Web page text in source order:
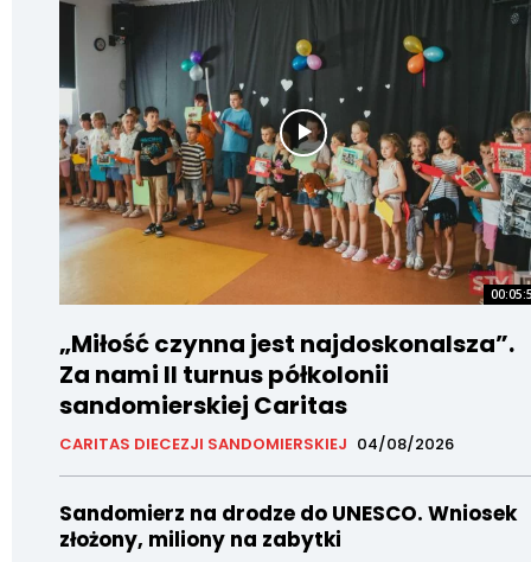
„Miłość czynna jest najdoskonalsza”.
Za nami II turnus półkolonii
sandomierskiej Caritas
CARITAS DIECEZJI SANDOMIERSKIEJ 04/08/2026
Sandomierz na drodze do UNESCO. Wniosek
złożony, miliony na zabytki